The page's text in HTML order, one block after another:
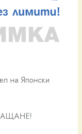
на Японски